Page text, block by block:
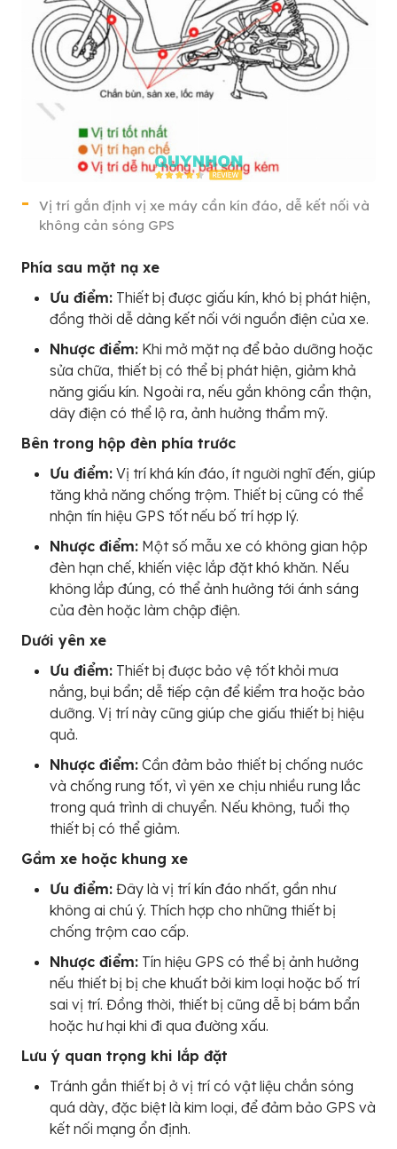
Vị trí gắn định vị xe máy cần kín đáo, dễ kết nối và
không cản sóng GPS
Phía sau mặt nạ xe
Ưu điểm: Thiết bị được giấu kín, khó bị phát hiện,
đồng thời dễ dàng kết nối với nguồn điện của xe.
Nhược điểm: Khi mở mặt nạ để bảo dưỡng hoặc
sửa chữa, thiết bị có thể bị phát hiện, giảm khả
năng giấu kín. Ngoài ra, nếu gắn không cẩn thận,
dây điện có thể lộ ra, ảnh hưởng thẩm mỹ.
Bên trong hộp đèn phía trước
Ưu điểm: Vị trí khá kín đáo, ít người nghĩ đến, giúp
tăng khả năng chống trộm. Thiết bị cũng có thể
nhận tín hiệu GPS tốt nếu bố trí hợp lý.
Nhược điểm: Một số mẫu xe có không gian hộp
đèn hạn chế, khiến việc lắp đặt khó khăn. Nếu
không lắp đúng, có thể ảnh hưởng tới ánh sáng
của đèn hoặc làm chập điện.
Dưới yên xe
Ưu điểm: Thiết bị được bảo vệ tốt khỏi mưa
nắng, bụi bẩn; dễ tiếp cận để kiểm tra hoặc bảo
dưỡng. Vị trí này cũng giúp che giấu thiết bị hiệu
quả.
Nhược điểm: Cần đảm bảo thiết bị chống nước
và chống rung tốt, vì yên xe chịu nhiều rung lắc
trong quá trình di chuyển. Nếu không, tuổi thọ
thiết bị có thể giảm.
Gầm xe hoặc khung xe
Ưu điểm: Đây là vị trí kín đáo nhất, gần như
không ai chú ý. Thích hợp cho những thiết bị
chống trộm cao cấp.
Nhược điểm: Tín hiệu GPS có thể bị ảnh hưởng
nếu thiết bị bị che khuất bởi kim loại hoặc bố trí
sai vị trí. Đồng thời, thiết bị cũng dễ bị bám bẩn
hoặc hư hại khi đi qua đường xấu.
Lưu ý quan trọng khi lắp đặt
Tránh gắn thiết bị ở vị trí có vật liệu chắn sóng
quá dày, đặc biệt là kim loại, để đảm bảo GPS và
kết nối mạng ổn định.